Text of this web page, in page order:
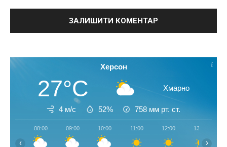
Херсон
27°C Хмарно
4 м/с 52% 758 мм рт. ст.
08:00 09:00 10:00 11:00 12:00 13:00
‹ ›